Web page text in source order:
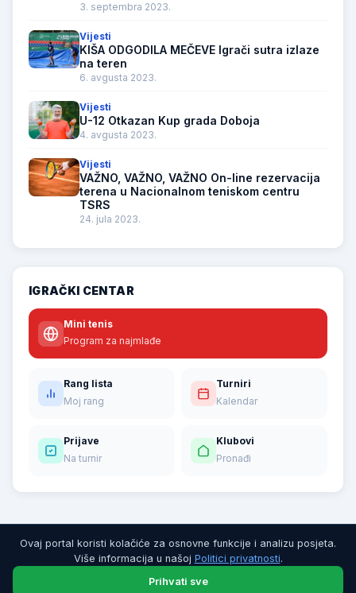
3. septembra 2023.
Vijesti
KIŠA ODGODILA MEČEVE Igrači sutra izlaze
na teren
6. avgusta 2023.
Vijesti
U-12 Otkazan Kup grada Doboja
4. avgusta 2023.
Vijesti
VAŽNO, VAŽNO, VAŽNO On-line rezervacija
terena u Nacionalnom teniskom centru
TSRS
24. jula 2023.
IGRAČKI CENTAR
Mini tenis
Program za najmlađe
Rang lista
Moj rang
Turniri
Kalendar
Prijave
Na turnir
Klubovi
Pronađi
Ovaj portal koristi kolačiće za osnovne funkcije i analizu posjeta.
Više informacija u našoj Politici privatnosti.
Prihvati sve